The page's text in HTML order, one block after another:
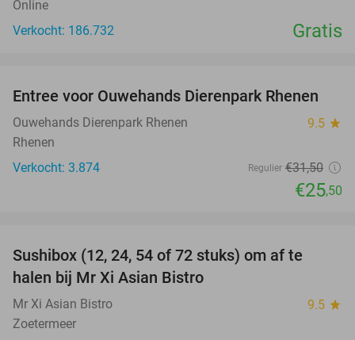
Online
Verkocht: 186.732
Gratis
19%
Entree voor Ouwehands Dierenpark Rhenen
Ouwehands Dierenpark Rhenen 9.5 star
Rhenen
Verkocht: 3.874
Regulier €31,50
€25,50
Sushibox (12, 24, 54 of 72 stuks) om af te
halen bij Mr Xi Asian Bistro
Mr Xi Asian Bistro 9.5 star
Zoetermeer